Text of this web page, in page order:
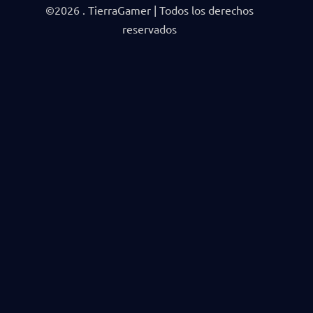
©2026 . TierraGamer | Todos los derechos
reservados